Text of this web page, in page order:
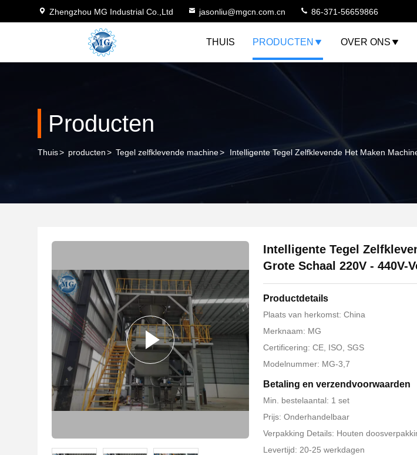
Zhengzhou MG Industrial Co.,Ltd jasonliu@mgcn.com.cn 86-371-56659866
THUIS PRODUCTEN OVER ONS
Producten
Thuis> producten> Tegel zelfklevende machine> Intelligente Tegel Zelfklevende Het Maken
Intelligente Tegel
Grote Schaal 220V - 440V-
Productdetails
Plaats van herkomst: China
Merknaam: MG
Certificering: CE, ISO, SGS
Modelnummer: MG-3,7
Betaling en verzendvoorwaarden
Min. bestelaantal: 1 set
Prijs: Onderhandelbaar
Verpakking Details: Houten
Levertijd: 20-25 werkdagen